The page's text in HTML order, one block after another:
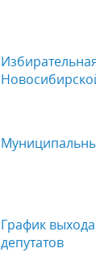
График
депутатов